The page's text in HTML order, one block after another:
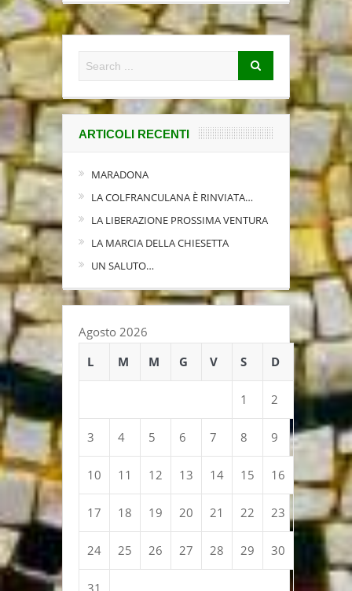
ARTICOLI RECENTI
MARADONA
LA COLFRANCULANA È RINVIATA…
LA LIBERAZIONE PROSSIMA VENTURA
LA MARCIA DELLA CHIESETTA
UN SALUTO…
Agosto 2026
L
M M G V S D
1 2
3 4 5 6 7 8 9
10 11 12 13 14 15 16
17 18 19 20 21 22 23
24 25 26 27 28 29 30
31